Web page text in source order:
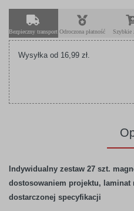
Bezpieczny transport Odroczona płatność Szybkie
Wysyłka od 16,99 zł.
Indywidualny zestaw 27 szt.
dostosowaniem projektu, laminat
dostarczonej specyfikacji